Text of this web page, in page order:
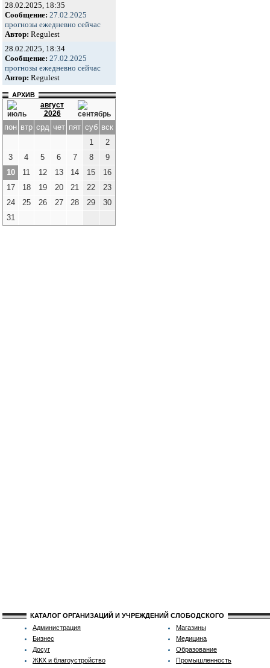
28.02.2025, 18:35
Сообщение: 27.02.2025
прогнозы ежедневно сейчас
Автор: Regulest
28.02.2025, 18:34
Сообщение: 27.02.2025
прогнозы ежедневно сейчас
Автор: Regulest
АРХИВ
август
2026
пон втр срд чет пят суб вск
1
2
3
4 5 6 7 8
9
10
11 12 13 14 15
16
17
18 19 20 21 22
23
24
25 26 27 28 29
30
31
КАТАЛОГ ОРГАНИЗАЦИЙ И УЧРЕЖДЕНИЙ СЛОБОДСКОГО
Администрация
Бизнес
Досуг
ЖКХ и благоустройство
Магазины
Медицина
Образование
Промышленность